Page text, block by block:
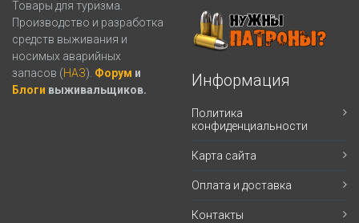
Товары для туризма.
Производство и разработка
средств выживания и
носимых аварийных
запасов (НАЗ). Форум и
Блоги выживальщиков.
Информация
Политика
конфиденциальности
Карта сайта
Оплата и доставка
Контакты